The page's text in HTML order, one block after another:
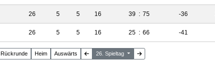
26 5 5 16 39 : 75 -36
26 5 5 16 25 : 66 -41
Rückrunde Heim Auswärts 26. Spieltag